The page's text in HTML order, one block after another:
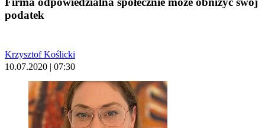
podatek
Krzysztof Koślicki
10.07.2020 | 07:30